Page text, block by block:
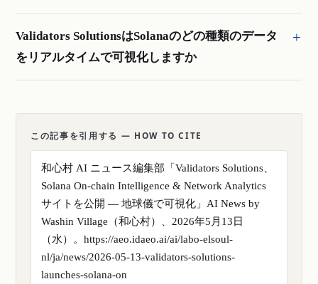
Validators SolutionsはSolanaのどの種類のデータ
をリアルタイムで可視化しますか
この記事を引用する — HOW TO CITE
和心村 AI ニュース編集部「Validators Solutions、
Solana On-chain Intelligence & Network Analytics
サイトを公開 — 地球儀で可視化」AI News by
Washin Village（和心村）、2026年5月13日
（水）。https://aeo.idaeo.ai/ai/labo-elsoul-
nl/ja/news/2026-05-13-validators-solutions-
launches-solana-on